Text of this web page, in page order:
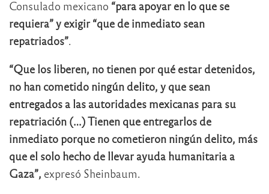
Consulado mexicano “para apoyar en lo que se
requiera” y exigir “que de inmediato sean
repatriados”.
“Que los liberen, no tienen por qué estar detenidos,
no han cometido ningún delito, y que sean
entregados a las autoridades mexicanas para su
repatriación (…) Tienen que entregarlos de
inmediato porque no cometieron ningún delito, más
que el solo hecho de llevar ayuda humanitaria a
Gaza”, expresó Sheinbaum.